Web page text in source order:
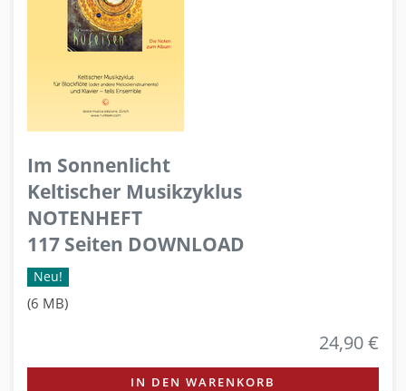
Im Sonnenlicht
Keltischer Musikzyklus
NOTENHEFT
117 Seiten DOWNLOAD
Neu!
(6 MB)
24,90 €
IN DEN WARENKORB